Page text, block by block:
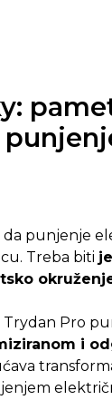
punjenje
Treba biti
Trydan Pro
i